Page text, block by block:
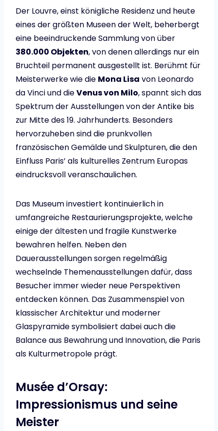
Der Louvre, einst königliche Residenz und heute
eines der größten Museen der Welt, beherbergt
eine beeindruckende Sammlung von über
380.000 Objekten, von denen allerdings nur ein
Bruchteil permanent ausgestellt ist. Berühmt für
Meisterwerke wie die Mona Lisa von Leonardo
da Vinci und dieVenus von Milo, spannt sich das
Spektrum der Ausstellungen von der Antike bis
zur Mitte des 19. Jahrhunderts. Besonders
hervorzuheben sind die prunkvollen
französischen Gemälde und Skulpturen, die den
Einfluss Paris’ als kulturelles Zentrum Europas
eindrucksvoll veranschaulichen.
Das Museum investiert kontinuierlich in
umfangreiche Restaurierungsprojekte, welche
einige der ältesten und fragile Kunstwerke
bewahren helfen. Neben den
Dauerausstellungen sorgen regelmäßig
wechselnde Themenausstellungen dafür, dass
Besucher immer wieder neue Perspektiven
entdecken können. Das Zusammenspiel von
klassischer Architektur und moderner
Glaspyramide symbolisiert dabei auch die
Balance aus Bewahrung und Innovation, die Paris
als Kulturmetropole prägt.
Musée d’Orsay:
Impressionismus und seine
Meister